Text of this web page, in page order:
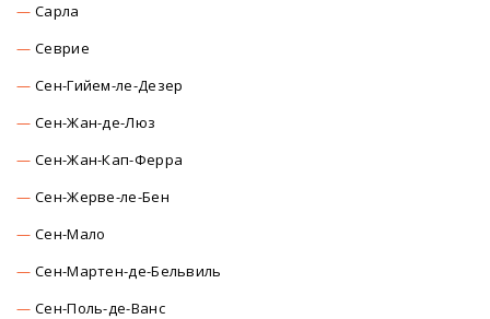
Сарла
Севрие
Сен-Гийем-ле-Дезер
Сен-Жан-де-Люз
Сен-Жан-Кап-Ферра
Сен-Жерве-ле-Бен
Сен-Мало
Сен-Мартен-де-Бельвиль
Сен-Поль-де-Ванс